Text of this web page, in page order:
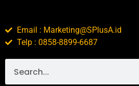
Email : Marketing@SPlusA.id
Telp : 0858-8899-6687